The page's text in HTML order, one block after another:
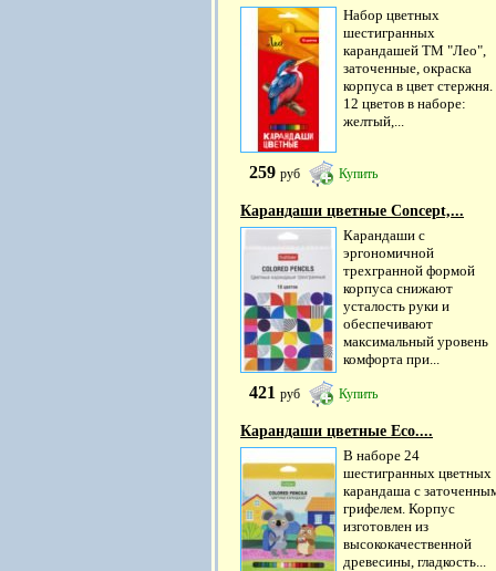
Набор цветных
шестигранных
карандашей ТМ "Лео",
заточенные, окраска
корпуса в цвет стержня.
12 цветов в наборе:
желтый,...
259 руб Купить
Карандаши цветные Concept,...
Карандаши с
эргономичной
трехгранной формой
корпуса снижают
усталость руки и
обеспечивают
максимальный уровень
комфорта при...
421 руб Купить
Карандаши цветные Eco....
В наборе 24
шестигранных цветных
карандаша с
грифелем. Корпус
изготовлен из
высококачественной
древесины, гладкость...